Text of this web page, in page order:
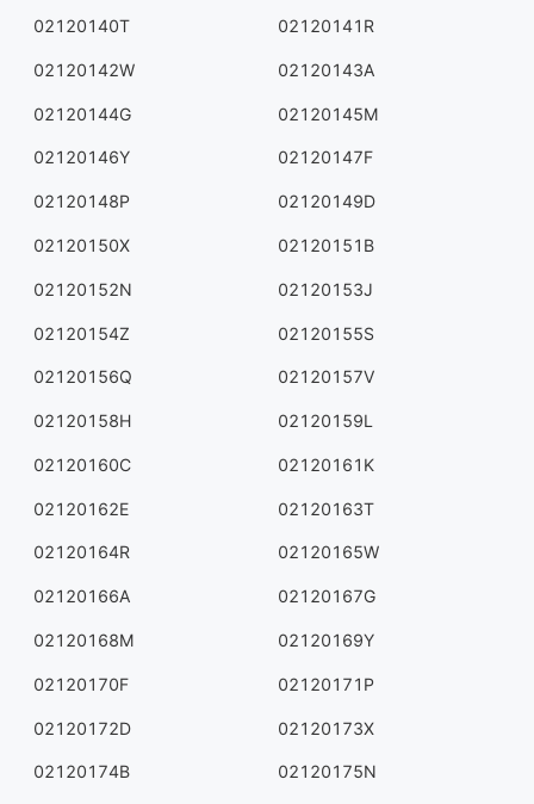
02120140T 02120141R
02120142W 02120143A
02120144G 02120145M
02120146Y 02120147F
02120148P 02120149D
02120150X 02120151B
02120152N 02120153J
02120154Z 02120155S
02120156Q 02120157V
02120158H 02120159L
02120160C 02120161K
02120162E 02120163T
02120164R 02120165W
02120166A 02120167G
02120168M 02120169Y
02120170F 02120171P
02120172D 02120173X
02120174B 02120175N